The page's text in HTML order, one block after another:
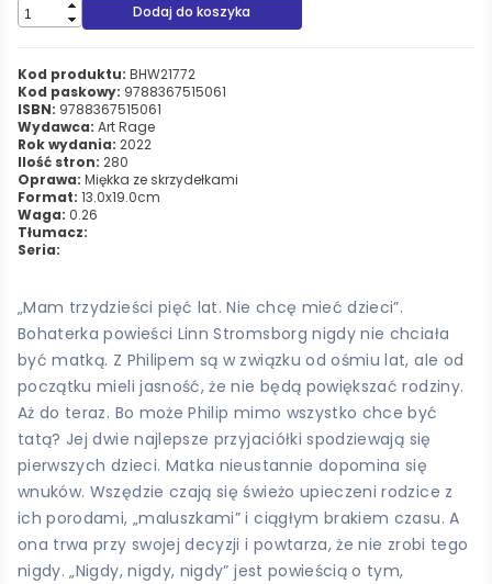
Dodaj do koszyka
Kod produktu: BHW21772
Kod paskowy: 9788367515061
ISBN: 9788367515061
Wydawca: Art Rage
Rok wydania: 2022
Ilość stron: 280
Oprawa: Miękka ze skrzydełkami
Format: 13.0x19.0cm
Waga: 0.26
Tłumacz:
Seria:
„Mam trzydzieści pięć lat. Nie chcę mieć dzieci”.
Bohaterka powieści Linn Stromsborg nigdy nie chciała
być matką. Z Philipem są w związku od ośmiu lat, ale od
początku mieli jasność, że nie będą powiększać rodziny.
Aż do teraz. Bo może Philip mimo wszystko chce być
tatą? Jej dwie najlepsze przyjaciółki spodziewają się
pierwszych dzieci. Matka nieustannie dopomina się
wnuków. Wszędzie czają się świeżo upieczeni rodzice z
ich porodami, „maluszkami” i ciągłym brakiem czasu. A
ona trwa przy swojej decyzji i powtarza, że nie zrobi tego
nigdy. „Nigdy, nigdy, nigdy” jest powieścią o tym,